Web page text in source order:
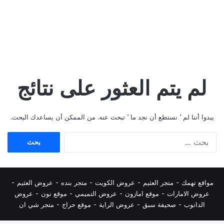
لم يتم العثور على نتائج
يبدوا أننا لم ’ نستطع أن نجد ما ’ تبحث عنه. من الممكن أن يساعدك البحث.
مواقع تهمك - متجر العثيم - عروض الكويت - متجر بنده - عروض العثيم -
عروض الامارات - موقع امازون - عروض التميمي - موقع نون - عروض
الدانوب - صحيفة سبق - عروض الراية - موقع حراج - متجر شي ان